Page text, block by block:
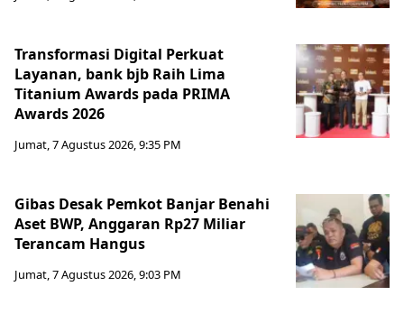
Transformasi Digital Perkuat
Layanan, bank bjb Raih Lima
Titanium Awards pada PRIMA
Awards 2026
Jumat, 7 Agustus 2026, 9:35 PM
Gibas Desak Pemkot Banjar Benahi
Aset BWP, Anggaran Rp27 Miliar
Terancam Hangus
Jumat, 7 Agustus 2026, 9:03 PM